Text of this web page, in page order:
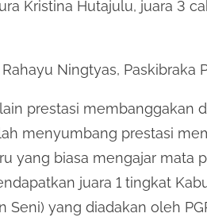
Kristina Hutajulu, juara 3
Rahayu Ningtyas, Paskibraka
prestasi membanggakan
menyumbang prestasi
yang biasa mengajar mata
juara 1 tingkat
Seni) yang diadakan oleh